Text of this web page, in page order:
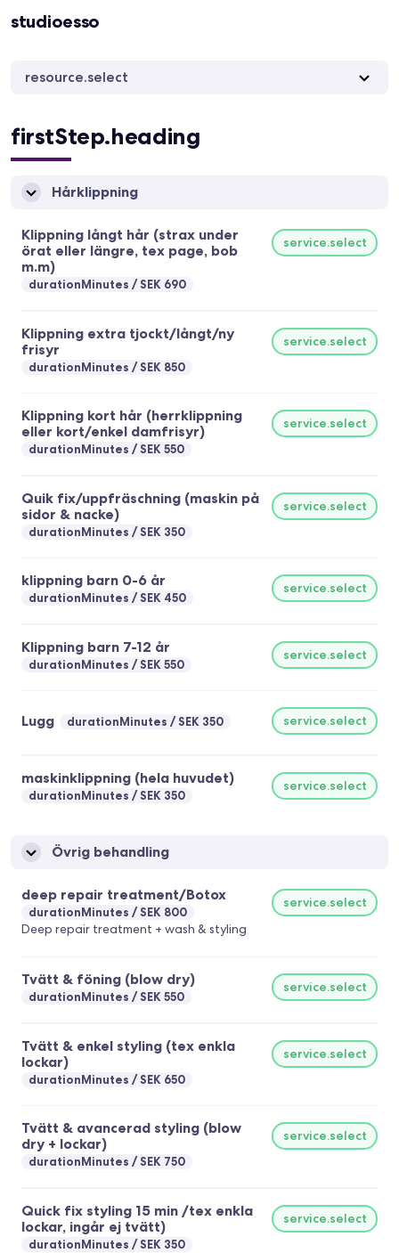
studioesso
resource.select
firstStep.heading
Hårklippning
Klippning långt hår (strax under
örat eller längre, tex page, bob
m.m)
durationMinutes SEK 690
service.select
Klippning extra tjockt/långt/ny
frisyr
durationMinutes SEK 850
service.select
Klippning kort hår (herrklippning
eller kort/enkel damfrisyr)
durationMinutes SEK 550
service.select
Quik fix/uppfräschning (maskin på
sidor & nacke)
durationMinutes SEK 350
service.select
klippning barn 0-6 år
durationMinutes SEK 450
service.select
Klippning barn 7-12 år
durationMinutes SEK 550
service.select
Lugg durationMinutes SEK 350 service.select
maskinklippning (hela huvudet)
durationMinutes SEK 350
service.select
Övrig behandling
deep repair treatment/Botox
durationMinutes SEK 800
service.select
Deep repair treatment + wash & styling
Tvätt & föning (blow dry)
durationMinutes SEK 550
service.select
Tvätt & enkel styling (tex enkla
lockar)
durationMinutes SEK 650
service.select
Tvätt & avancerad styling (blow
dry + lockar)
durationMinutes SEK 750
service.select
Quick fix styling 15 min /tex enkla
lockar, ingår ej tvätt)
durationMinutes SEK 350
service.select